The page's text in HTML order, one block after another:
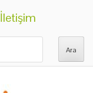
İletişim